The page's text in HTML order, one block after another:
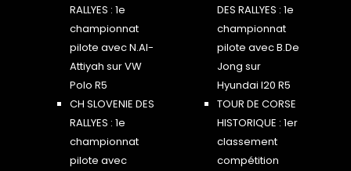
RALLYES : 1e
championnat
pilote avec N.Al-
Attiyah sur VW
Polo R5
DES RALLYES : 1e
championnat
pilote avec B.De
Jong sur
Hyundai I20 R5
CH SLOVENIE DES
RALLYES : 1e
championnat
pilote avec
TOUR DE CORSE
HISTORIQUE : 1er
classement
compétition